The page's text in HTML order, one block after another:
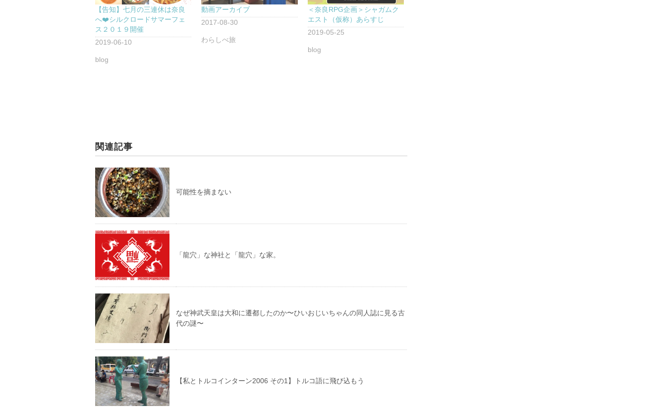
【告知】七月の三連休は奈良
へ❤️シルクロードサマーフェ
ス２０１９開催
2019-06-10
blog
動画アーカイブ
2017-08-30
わらしべ旅
＜奈良RPG企画＞シャガムク
エスト（仮称）あらすじ
2019-05-25
blog
関連記事
可能性を摘まない
「龍穴」な神社と「龍穴」な家。
なぜ神武天皇は大和に遷都したのか〜ひいおじいちゃんの同人誌に見る古
代の謎〜
【私とトルコインターン2006 その1】トルコ語に飛び込もう